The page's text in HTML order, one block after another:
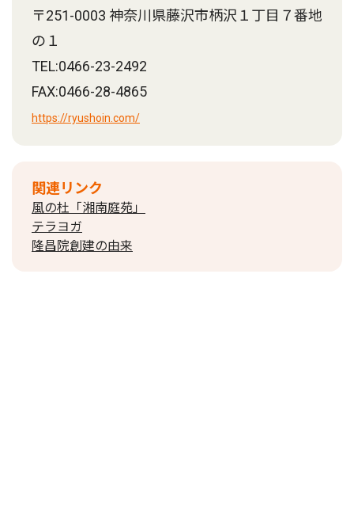
〒251-0003 神奈川県藤沢市柄沢１丁目７番地
の１
TEL:0466-23-2492
FAX:0466-28-4865
https://ryushoin.com/
関連リンク
風の杜「湘南庭苑」
テラヨガ
隆昌院創建の由来